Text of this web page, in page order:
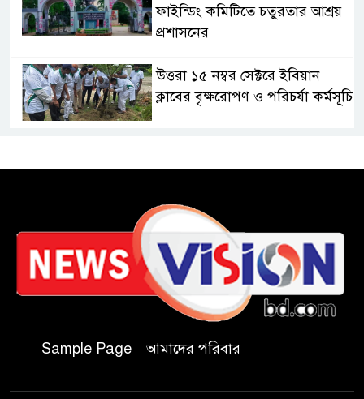
ফাইন্ডিং কমিটিতে চতুরতার আশ্রয়
প্রশাসনের
উত্তরা ১৫ নম্বর সেক্টরে ইবিয়ান
ক্লাবের বৃক্ষরোপণ ও পরিচর্যা কর্মসূচি
জামায়াত
কাল মহেশখালী দিয়ে শুরু
প্রধানমন্ত্রীর চট্টগ্রাম সফর
হল দখল করে অছাত্র ও সন্ত্রাসীদের
অভয়ারণ্য করা যাবে না-শিবির
Sample Page আমাদের পরিবার